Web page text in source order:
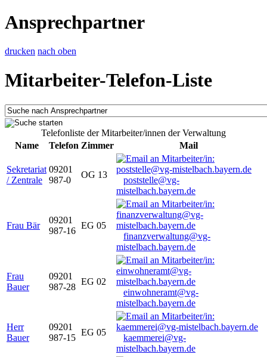
Ansprechpartner
drucken nach oben
Mitarbeiter-Telefon-Liste
Telefonliste der Mitarbeiter/innen der Verwaltung
Name
Telefon Zimmer Mail
Sekretariat
/ Zentrale
09201
987-0
OG 13
poststelle@vg-
mistelbach.bayern.de
Frau Bär
09201
987-16
EG 05
finanzverwaltung@vg-
mistelbach.bayern.de
Frau
Bauer
09201
987-28
EG 02
einwohneramt@vg-
mistelbach.bayern.de
Herr
Bauer
09201
987-15
EG 05
kaemmerei@vg-
mistelbach.bayern.de